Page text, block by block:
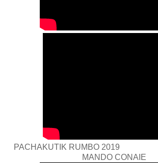
PACHAKUTIK RUMBO 2019
MANDO CONAIE